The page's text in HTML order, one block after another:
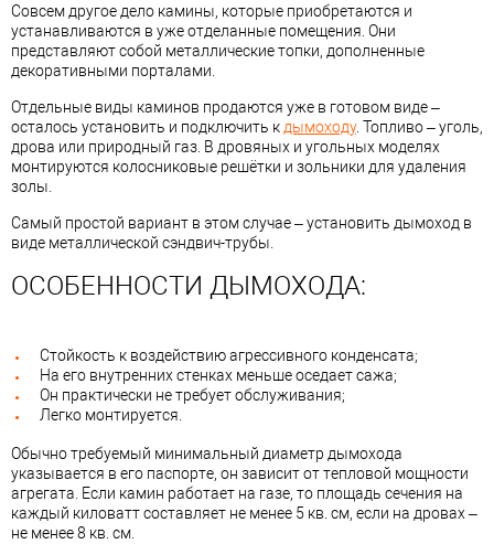
Совсем другое дело камины, которые приобретаются и
устанавливаются в уже отделанные помещения. Они
представляют собой металлические топки, дополненные
декоративными порталами.
Отдельные виды каминов продаются уже в готовом виде –
осталось установить и подключить кдымоходу. Топливо – уголь,
дрова или природный газ. В дровяных и угольных моделях
монтируются колосниковые решётки и зольники для удаления
золы.
Самый простой вариант в этом случае – установить дымоход в
виде металлической сэндвич-трубы.
ОСОБЕННОСТИ ДЫМОХОДА:
Стойкость к воздействию агрессивного конденсата;
На его внутренних стенках меньше оседает сажа;
Он практически не требует обслуживания;
Легко монтируется.
Обычно требуемый минимальный диаметр дымохода
указывается в его паспорте, он зависит от тепловой мощности
агрегата. Если камин работает на газе, то площадь сечения на
каждый киловатт составляет не менее 5 кв. см, если на дровах –
не менее 8 кв. см.